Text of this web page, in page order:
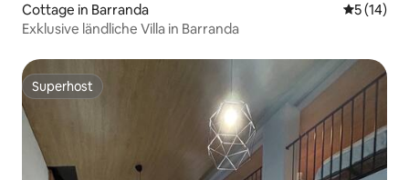
Cottage in Barranda
5 (14)
Exklusive ländliche Villa in Barranda
Superhost
Superhost